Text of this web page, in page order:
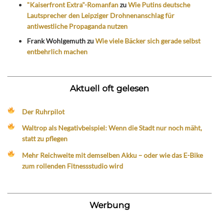
"Kaiserfront Extra"-RomanfanzuWie Putins deutsche
Lautsprecher den Leipziger Drohnenanschlag für
antiwestliche Propaganda nutzen
Frank WohlgemuthzuWie viele Bäcker sich gerade selbst
entbehrlich machen
Aktuell oft gelesen
Der Ruhrpilot
Waltrop als Negativbeispiel: Wenn die Stadt nur noch mäht,
statt zu pflegen
Mehr Reichweite mit demselben Akku – oder wie das E-Bike
zum rollenden Fitnessstudio wird
Werbung